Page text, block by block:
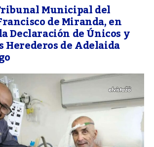
Municipal del
de Miranda, en
Declaración de Únicos y
Herederos de Adelaida